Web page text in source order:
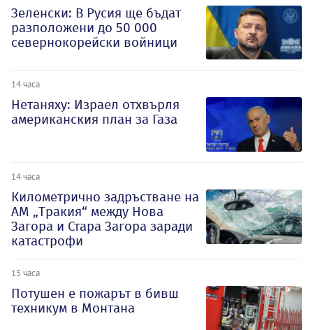
Зеленски: В Русия ще бъдат
разположени до 50 000
севернокорейски войници
14 часа
Нетаняху: Израел отхвърля
американския план за Газа
14 часа
Километрично задръстване на
АМ „Тракия“ между Нова
Загора и Стара Загора заради
катастрофи
15 часа
Потушен е пожарът в бивш
техникум в Монтана